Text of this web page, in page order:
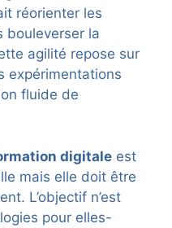
réorienter les
bouleverser la
agilité repose sur
expérimentations
fluide de
digitale est
mais elle doit être
L’objectif n’est
pour elles-